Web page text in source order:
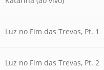
Luz no Fim das Trevas, Pt. 1
Luz no Fim das Trevas, Pt. 2